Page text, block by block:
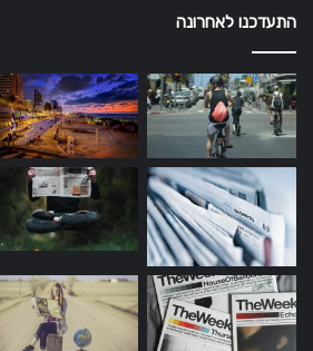
התעדכנו לאחרונה